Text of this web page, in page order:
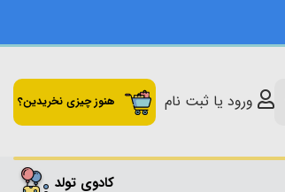
ورود یا ثبت نام هنوز چیزی نخریدین؟
کادوی تولد